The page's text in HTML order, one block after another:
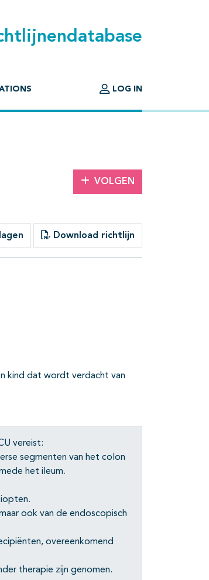
LOG IN
VOLGEN
Download richtlijn
kind dat wordt verdacht van
vereist:
segmenten van het colon
het ileum.
ook van de endoscopisch
overeenkomend
therapie zijn genomen.